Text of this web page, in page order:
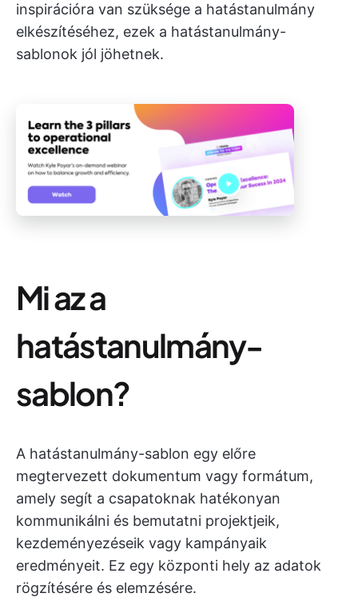
inspirációra van szüksége a hatástanulmány
elkészítéséhez, ezek a hatástanulmány-
sablonok jól jöhetnek.
Mi az a
hatástanulmány-
sablon?
A hatástanulmány-sablon egy előre
megtervezett dokumentum vagy formátum,
amely segít a csapatoknak hatékonyan
kommunikálni és bemutatni projektjeik,
kezdeményezéseik vagy kampányaik
eredményeit. Ez egy központi hely az adatok
rögzítésére és elemzésére.